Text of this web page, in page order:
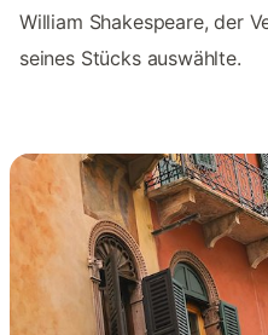
William Shakespeare, der
seines Stücks auswählte.